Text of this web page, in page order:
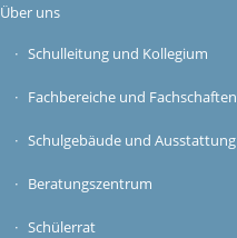
Über uns
Schulleitung und Kollegium
Fachbereiche und Fachschaften
Schulgebäude und Ausstattung
Beratungszentrum
Schülerrat